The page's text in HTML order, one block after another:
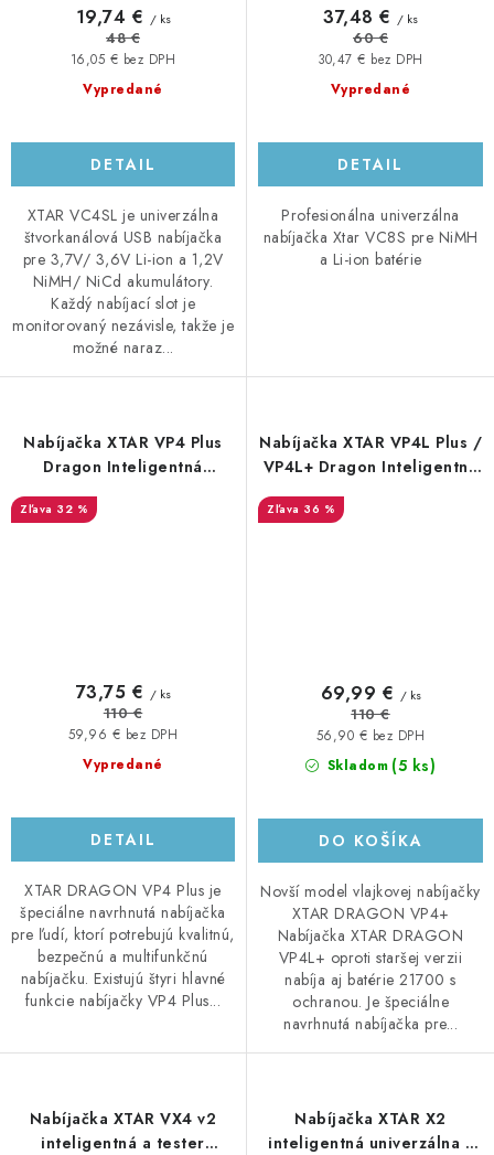
Vypredané
16,05 € bez DPH
19,74 € / ks
48 €
DETAIL
XTAR VC4SL je univerzálna
štvorkanálová USB nabíjačka
pre 3,7V/ 3,6V Li-ion a 1,2V
NiMH/ NiCd akumulátory.
Každý nabíjací slot je
monitorovaný nezávisle, takže je
možné naraz...
Vypredané
30,47 € bez DPH
37,48 € / ks
60 €
DETAIL
Profesionálna univerzálna
nabíjačka Xtar VC8S pre NiMH
a Li-ion batérie
Nabíjačka XTAR VP4 Plus
Dragon Inteligentná
32 %
Vypredané
59,96 € bez DPH
73,75 € / ks
110 €
DETAIL
XTAR DRAGON VP4 Plus je
špeciálne navrhnutá nabíjačka
pre ľudí, ktorí potrebujú kvalitnú,
bezpečnú a multifunkčnú
nabíjačku. Existujú štyri hlavné
funkcie nabíjačky VP4 Plus...
Nabíjačka XTAR VP4L Plus /
VP4L+ Dragon Inteligentná
36 %
Skladom (5 ks)
56,90 € bez DPH
69,99 € / ks
110 €
DO KOŠÍKA
Novší model vlajkovej nabíjačky
XTAR DRAGON VP4+
Nabíjačka XTAR DRAGON
VP4L+ oproti staršej verzii
nabíja aj batérie 21700 s
ochranou. Je špeciálne
navrhnutá nabíjačka pre...
Nabíjačka XTAR VX4 v2
inteligentná a tester
Nabíjačka XTAR X2
inteligentná univerzálna s